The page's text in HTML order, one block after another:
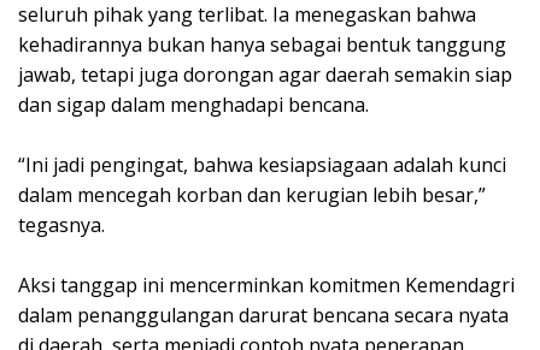
seluruh pihak yang terlibat. Ia menegaskan bahwa
kehadirannya bukan hanya sebagai bentuk tanggung
jawab, tetapi juga dorongan agar daerah semakin siap
dan sigap dalam menghadapi bencana.
“Ini jadi pengingat, bahwa kesiapsiagaan adalah kunci
dalam mencegah korban dan kerugian lebih besar,”
tegasnya.
Aksi tanggap ini mencerminkan komitmen Kemendagri
dalam penanggulangan darurat bencana secara nyata